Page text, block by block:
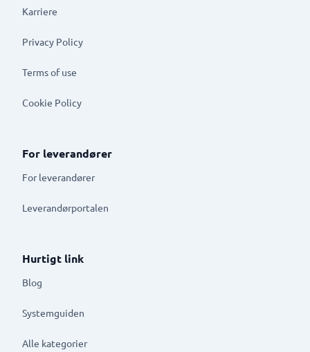
Karriere
Privacy Policy
Terms of use
Cookie Policy
For leverandører
For leverandører
Leverandørportalen
Hurtigt link
Blog
Systemguiden
Alle kategorier